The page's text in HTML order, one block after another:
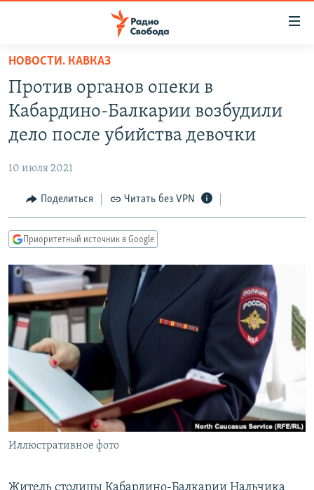
упрощенного
доступа
Вернуться
основному
Вернутся
Вернутся
поиску
ПОДКАСТЫ
АВТОРСКИЕ ПРОЕКТЫ
МНЕНИЯ
КУЛЬТУРА
КАВКАЗ.РЕАЛИИ
СЕВЕР.РЕАЛИИ
СИБИРЬ.РЕАЛИИ
РАСПИСАНИЕ ВЕЩАНИЯ
ПОДПИШИТЕСЬ НА РАССЫЛКУ
СОЦИАЛЬНЫЕ СЕТИ
Все сайты РСЕ/РС
НОВОСТИ. КАВКАЗ
Против органов опеки в
Кабардино-Балкарии возбудили
дело после убийства девочки
10 июля 2021
Поделиться Читать без VPN
Приоритетный источник в Google
Иллюстративное фото